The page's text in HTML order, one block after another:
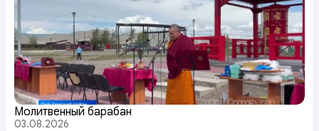
Молитвенный барабан
03.08.2026